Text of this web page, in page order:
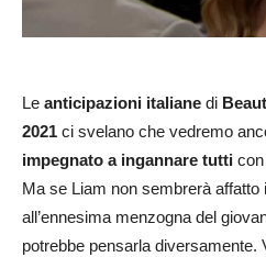
Le anticipazioni italiane di
2021 ci svelano che vedremo
impegnato a ingannare tutti
Ma se Liam non sembrerà affatto
all’ennesima menzogna del
potrebbe pensarla diversamente.